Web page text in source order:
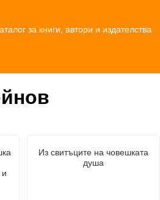
за книги, автори и издателства
Из свитъците на човешката
душа